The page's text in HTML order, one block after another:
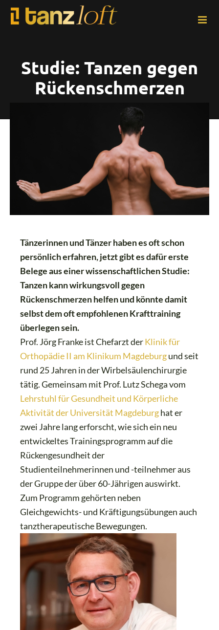
Zum
Inhalt
Studie: Tanzen gegen
Rückenschmerzen
Tänzerinnen und Tänzer haben es oft schon
persönlich erfahren, jetzt gibt es dafür erste
Belege aus einer wissenschaftlichen Studie:
Tanzen kann wirkungsvoll gegen
Rückenschmerzen helfen und könnte damit
selbst dem oft empfohlenen Krafttraining
überlegen sein.
Prof. Jörg Franke ist Chefarzt derKlinik für
Orthopädie II am Klinikum Magdeburgund seit
rund 25 Jahren in der Wirbelsäulenchirurgie
tätig. Gemeinsam mit Prof. Lutz Schega vom
Lehrstuhl für Gesundheit und Körperliche
Aktivität der Universität Magdeburghat er
zwei Jahre lang erforscht, wie sich ein neu
entwickeltes Trainingsprogramm auf die
Rückengesundheit der
Studienteilnehmerinnen und -teilnehmer aus
der Gruppe der über 60-Jährigen auswirkt.
Zum Programm gehörten neben
Gleichgewichts- und Kräftigungsübungen auch
tanztherapeutische Bewegungen.